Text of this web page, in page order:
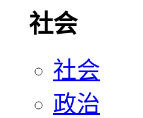
社会
社会
政治